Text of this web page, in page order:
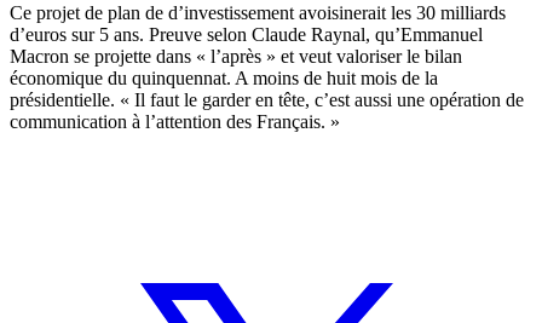
Ce projet de plan de d’investissement avoisinerait les 30 milliards
d’euros sur 5 ans. Preuve selon Claude Raynal, qu’Emmanuel
Macron se projette dans « l’après » et veut valoriser le bilan
économique du quinquennat. A moins de huit mois de la
présidentielle. « Il faut le garder en tête, c’est aussi une opération de
communication à l’attention des Français. »